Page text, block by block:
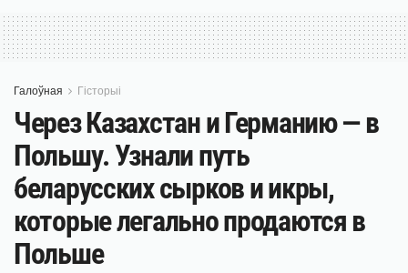
Галоўная Гісторыі
Через Казахстан и Германию — в
Польшу. Узнали путь
беларусских сырков и икры,
которые легально продаются в
Польше